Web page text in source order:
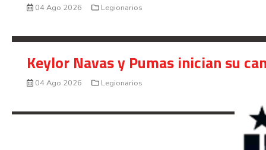
04 Ago 2026 Legionarios
Keylor Navas y Pumas inician su
04 Ago 2026 Legionarios